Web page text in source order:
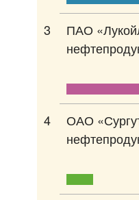
3
ПАО
4
ОАО